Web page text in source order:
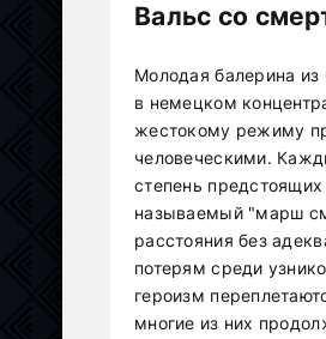
Вальс со
Молодая балерина
в немецком
жестокому режиму
человеческими.
степень
называемый "марш
расстояния без
потерям среди
героизм
многие из них